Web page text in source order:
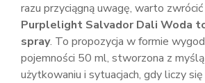
razu przyciągną uwagę, warto
Purplelight Salvador Dali Woda
spray. To propozycja w formie
pojemności 50 ml, stworzona z
użytkowaniu i sytuacjach, gdy liczy